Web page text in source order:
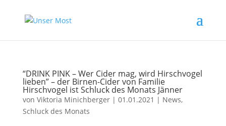
“DRINK PINK – Wer Cider mag, wird Hirschvogel
lieben” – der Birnen-Cider von Familie
Hirschvogel ist Schluck des Monats Jänner
von Viktoria Minichberger| 01.01.2021 | News,
Schluck des Monats